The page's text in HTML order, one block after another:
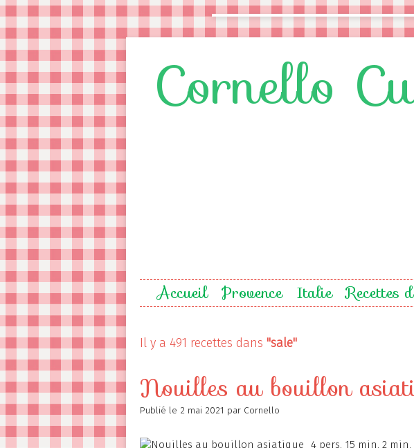
Cornello
Accueil Provence Italie Recettes
Il y a 491 recettes dans "sale"
Nouilles au bouillon
Publié le 2 mai 2021 par Cornello
4 pers. 15 min. 2